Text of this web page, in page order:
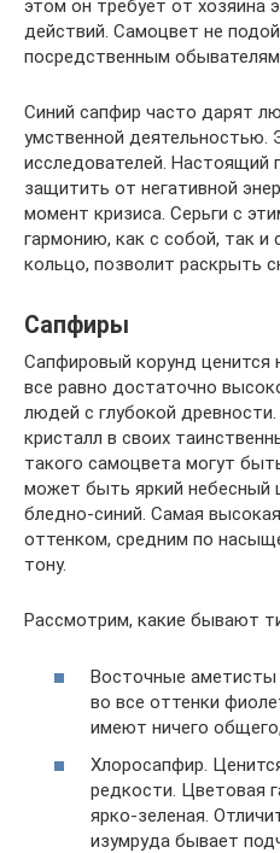
этом он требует от хозяина
действий. Самоцвет не
посредственным
Синий сапфир часто дарят
умственной деятельностью.
исследователей. Настоящий
защитить от негативной
момент кризиса. Серьги с
гармонию, как с собой, так
кольцо, позволит раскрыть
Сапфиры
Сапфировый корунд ценится
все равно достаточно
людей с глубокой
кристалл в своих
такого самоцвета могут
может быть яркий небесный
бледно-синий. Самая
оттенком, средним по
тону.
Рассмотрим, какие бывают
Восточные
во все оттенки
имеют ничего
Хлоросапфир.
редкости. Цветовая
ярко-зеленая.
изумруда бывает